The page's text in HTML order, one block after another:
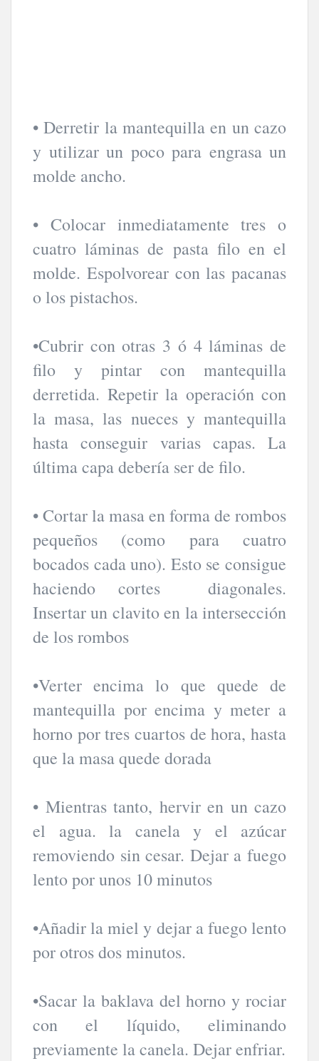
• Derretir la mantequilla en un cazo
y utilizar un poco para engrasa un
molde ancho.
• Colocar inmediatamente tres o
cuatro láminas de pasta filo en el
molde. Espolvorear con las pacanas
o los pistachos.
•Cubrir con otras 3 ó 4 láminas de
filo y pintar con mantequilla
derretida. Repetir la operación con
la masa, las nueces y mantequilla
hasta conseguir varias capas. La
última capa debería ser de filo.
• Cortar la masa en forma de rombos
pequeños (como para cuatro
bocados cada uno). Esto se consigue
haciendo cortes diagonales.
Insertar un clavito en la intersección
de los rombos
•Verter encima lo que quede de
mantequilla por encima y meter a
horno por tres cuartos de hora, hasta
que la masa quede dorada
• Mientras tanto, hervir en un cazo
el agua. la canela y el azúcar
removiendo sin cesar. Dejar a fuego
lento por unos 10 minutos
•Añadir la miel y dejar a fuego lento
por otros dos minutos.
•Sacar la baklava del horno y rociar
con el líquido, eliminando
previamente la canela. Dejar enfriar.